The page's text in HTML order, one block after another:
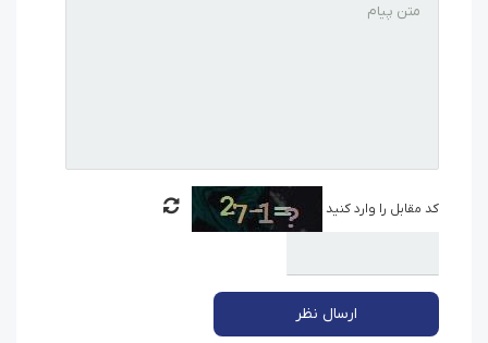
کد مقابل را وارد کنید
ارسال نظر